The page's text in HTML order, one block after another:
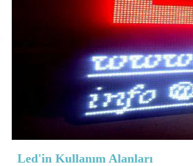
Led'in Kullanım Alanları